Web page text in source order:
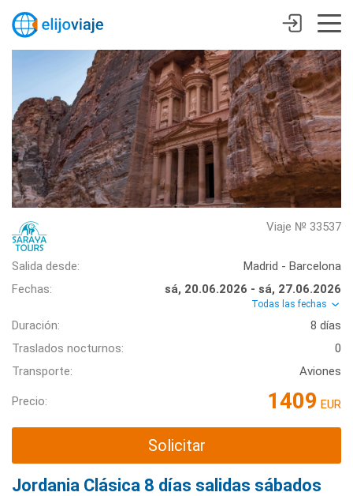
Viaje № 33537
Salida desde:
Madrid - Barcelona
Fechas:
sá, 20.06.2026 - sá, 27.06.2026
Todas las fechas
Duración:
8 días
Traslados nocturnos:
0
Transporte:
Aviones
Precio: 1409 EUR
Solicitar
Jordania Clásica 8 días salidas sábados